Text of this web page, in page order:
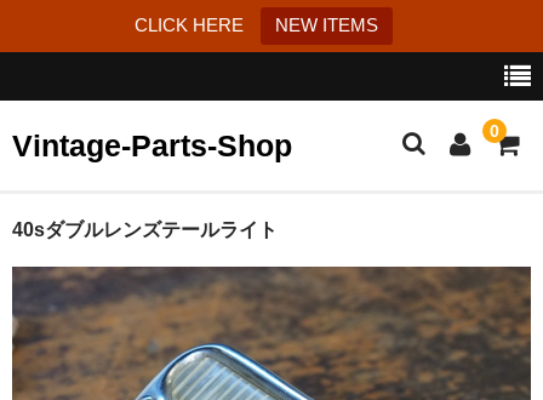
CLICK HERE NEW ITEMS
Vintage-Parts-Shop 0
カート
ブログ
Instagram
はじめての方へ
40sダブルレンズテールライト